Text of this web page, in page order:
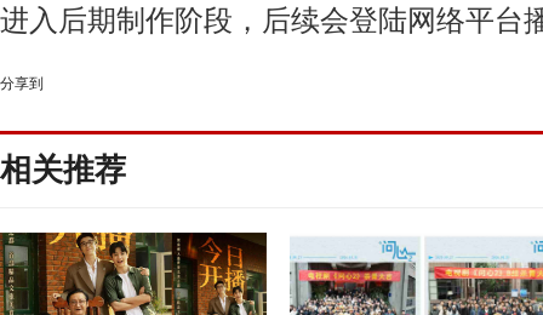
进入后期制作阶段，后续会登陆网络平台
分享到
相关推荐